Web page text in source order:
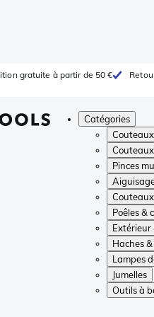
gratuite à partir de 50 €
Catégories
Pinces
Poêles &
Extérieur
Haches
Lampes
Jumelles
Outils à